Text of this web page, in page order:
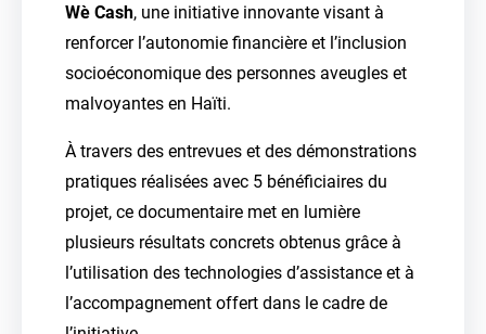
Wè Cash, une initiative innovante visant à
renforcer l’autonomie financière et l’inclusion
socioéconomique des personnes aveugles et
malvoyantes en Haïti.
À travers des entrevues et des démonstrations
pratiques réalisées avec 5 bénéficiaires du
projet, ce documentaire met en lumière
plusieurs résultats concrets obtenus grâce à
l’utilisation des technologies d’assistance et à
l’accompagnement offert dans le cadre de